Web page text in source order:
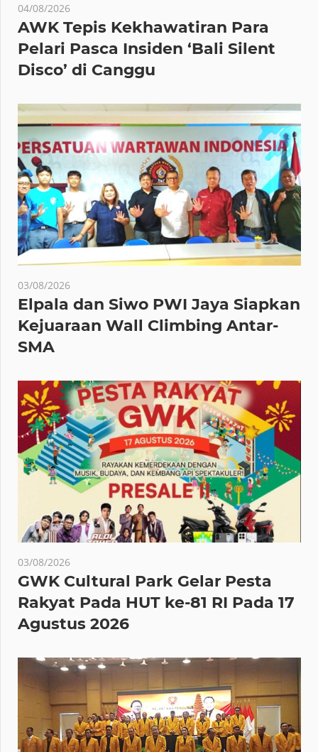
04/08/2026
AWK Tepis Kekhawatiran Para
Pelari Pasca Insiden ‘Bali Silent
Disco’ di Canggu
03/08/2026
Elpala dan Siwo PWI Jaya Siapkan
Kejuaraan Wall Climbing Antar-
SMA
03/08/2026
GWK Cultural Park Gelar Pesta
Rakyat Pada HUT ke-81 RI Pada 17
Agustus 2026